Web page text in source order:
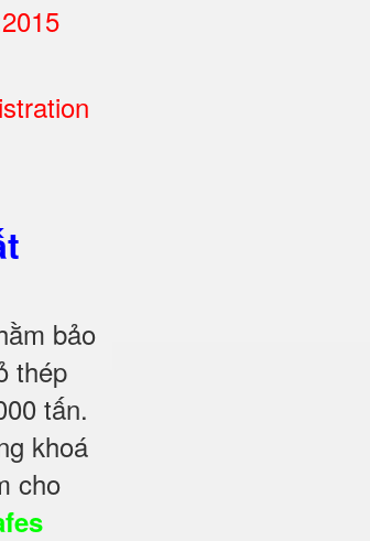
bảo
thép
tấn.
khoá
cho